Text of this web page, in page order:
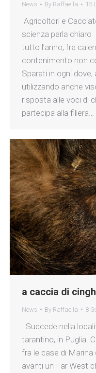
News By Raffaella 15
Agricoltori e
scienza parla
tutto l’anno, fra
contenimento non
Sparati in ogni
utilizzando anche
risposta alle voci di
partecipa alla filiera…
a caccia di
News By Raffaella 8
Succede nella
tarantino, in Puglia.
fra le case di Marina
avanti un Far West